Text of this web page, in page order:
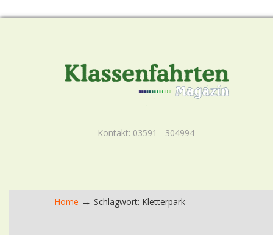
Kontakt: 03591 - 304994
Home → Schlagwort: Kletterpark